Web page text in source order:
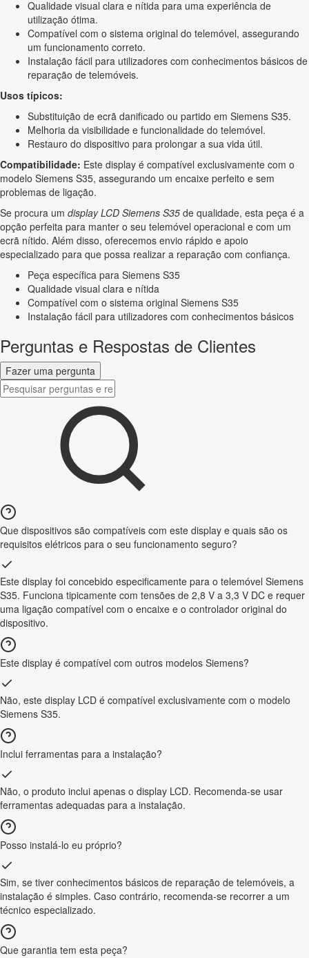
Qualidade visual clara e nítida para uma experiência de
utilização ótima.
Compatível com o sistema original do telemóvel, assegurando
um funcionamento correto.
Instalação fácil para utilizadores com conhecimentos básicos de
reparação de telemóveis.
Usos típicos:
Substituição de ecrã danificado ou partido em Siemens S35.
Melhoria da visibilidade e funcionalidade do telemóvel.
Restauro do dispositivo para prolongar a sua vida útil.
Compatibilidade: Este display é compatível exclusivamente com o
modelo Siemens S35, assegurando um encaixe perfeito e sem
problemas de ligação.
Se procura um display LCD Siemens S35 de qualidade, esta peça é a
opção perfeita para manter o seu telemóvel operacional e com um
ecrã nítido. Além disso, oferecemos envio rápido e apoio
especializado para que possa realizar a reparação com confiança.
Peça específica para Siemens S35
Qualidade visual clara e nítida
Compatível com o sistema original Siemens S35
Instalação fácil para utilizadores com conhecimentos básicos
Perguntas e Respostas de Clientes
Fazer uma pergunta
Que dispositivos são compatíveis com este display e quais são os
requisitos elétricos para o seu funcionamento seguro?
Este display foi concebido especificamente para o telemóvel Siemens
S35. Funciona tipicamente com tensões de 2,8 V a 3,3 V DC e requer
uma ligação compatível com o encaixe e o controlador original do
dispositivo.
Este display é compatível com outros modelos Siemens?
Não, este display LCD é compatível exclusivamente com o modelo
Siemens S35.
Inclui ferramentas para a instalação?
Não, o produto inclui apenas o display LCD. Recomenda-se usar
ferramentas adequadas para a instalação.
Posso instalá-lo eu próprio?
Sim, se tiver conhecimentos básicos de reparação de telemóveis, a
instalação é simples. Caso contrário, recomenda-se recorrer a um
técnico especializado.
Que garantia tem esta peça?